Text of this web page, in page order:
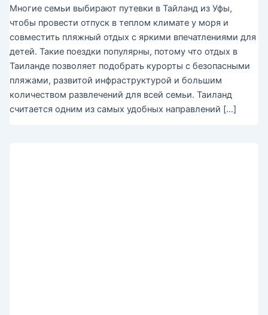
Многие семьи выбирают путевки в Тайланд из Уфы,
чтобы провести отпуск в теплом климате у моря и
совместить пляжный отдых с яркими впечатлениями для
детей. Такие поездки популярны, потому что отдых в
Таиланде позволяет подобрать курорты с безопасными
пляжами, развитой инфраструктурой и большим
количеством развлечений для всей семьи. Таиланд
считается одним из самых удобных направлений […]